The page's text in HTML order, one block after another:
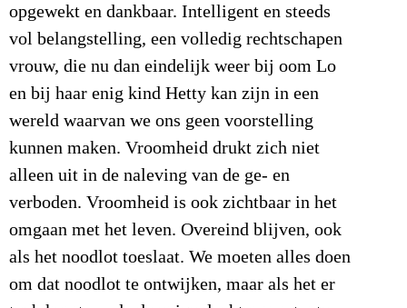
opgewekt en dankbaar. Intelligent en steeds
vol belangstelling, een volledig rechtschapen
vrouw, die nu dan eindelijk weer bij oom Lo
en bij haar enig kind Hetty kan zijn in een
wereld waarvan we ons geen voorstelling
kunnen maken. Vroomheid drukt zich niet
alleen uit in de naleving van de ge- en
verboden. Vroomheid is ook zichtbaar in het
omgaan met het leven. Overeind blijven, ook
als het noodlot toeslaat. We moeten alles doen
om dat noodlot te ontwijken, maar als het er